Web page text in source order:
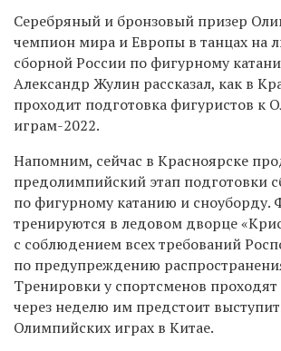
Серебряный и бронзовый призер
чемпион мира и Европы в танцах на
сборной России по фигурному
Александр Жулин рассказал, как в
проходит подготовка фигуристов к
играм-2022.
Напомним, сейчас в Красноярске
предолимпийский этап подготовки
по фигурному катанию и сноуборду.
тренируются в ледовом дворце
с соблюдением всех требований
по предупреждению
Тренировки у спортсменов
через неделю им предстоит
Олимпийских играх в Китае.